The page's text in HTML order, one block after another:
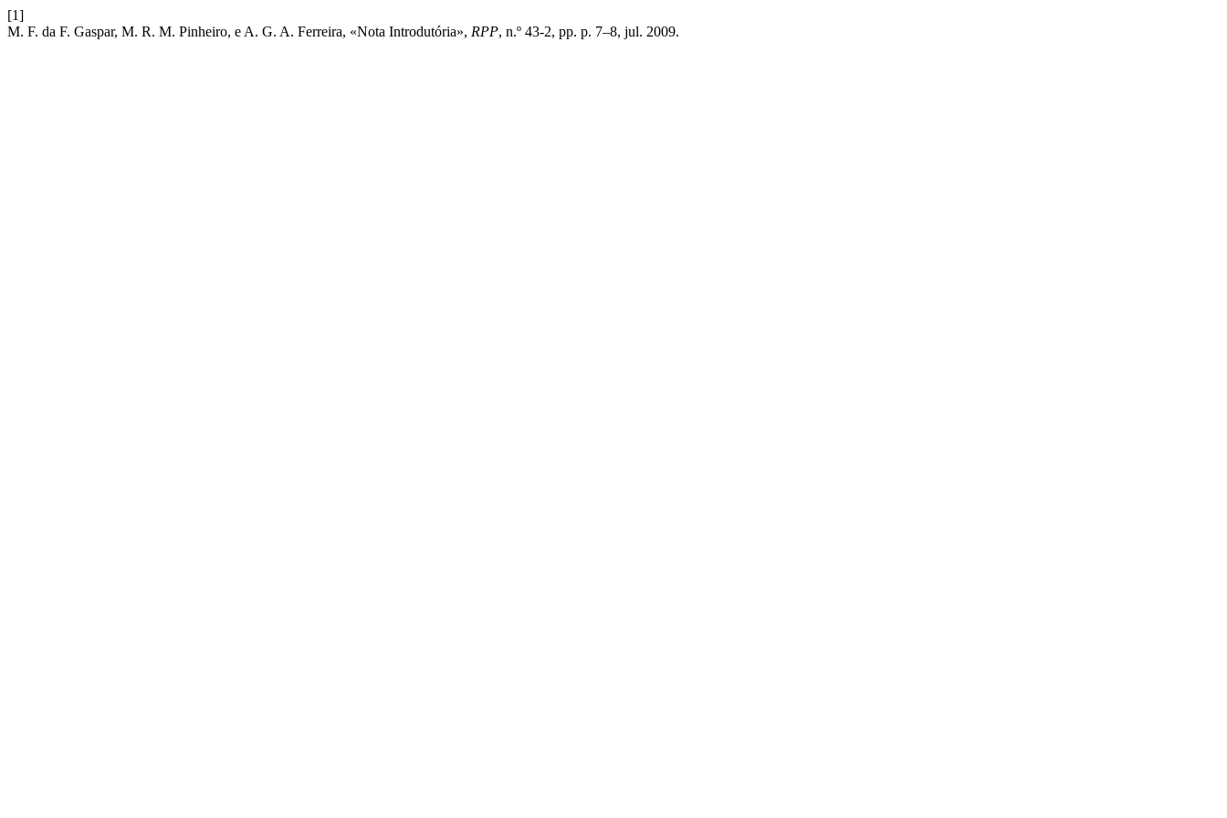
[1]
M. F. da F. Gaspar, M. R. M. Pinheiro, e A. G. A. Ferreira, «Nota Introdutória», RPP, n.º 43-2, pp. p. 7–8, jul. 2009.